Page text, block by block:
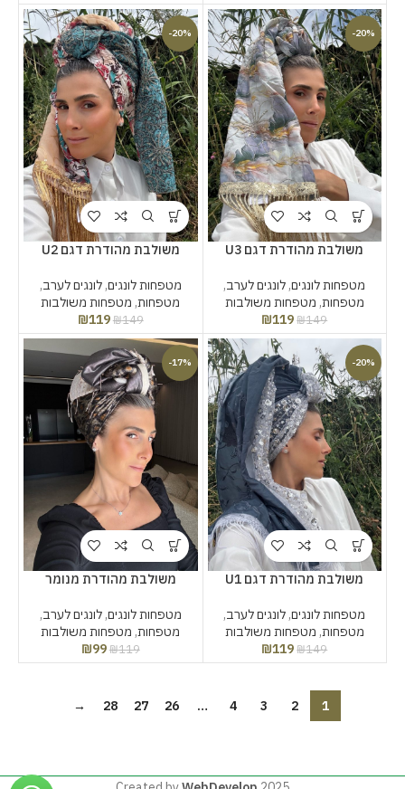
-20%
משולבת מהודרת דגם U3
מטפחות לונגים, לונגים לערב,
מטפחות, מטפחות משולבות
₪149
₪119
-20%
משולבת מהודרת דגם U2
מטפחות לונגים,לונגים לערב,
מטפחות, מטפחות משולבות
₪149
₪119
-20%
משולבת מהודרת דגם U1
מטפחות לונגים, לונגים לערב,
מטפחות, מטפחות משולבות
₪149
₪119
-17%
משולבת מהודרת מנומר
מטפחות לונגים,לונגים לערב,
מטפחות, מטפחות משולבות
₪119
₪99
1
2
3
4
…
26
27
28
→